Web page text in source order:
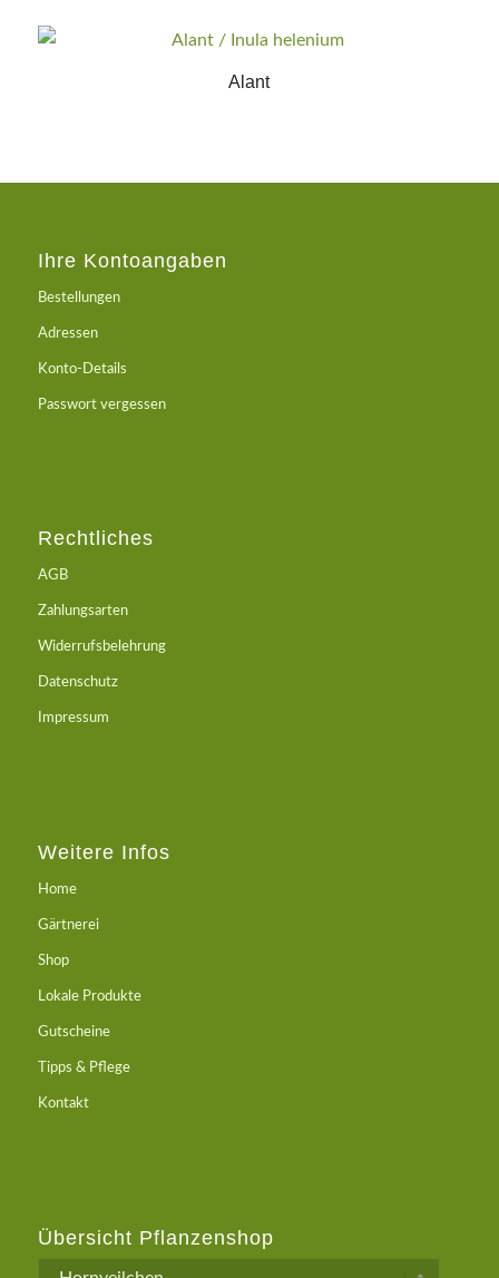
Alant
Ihre Kontoangaben
Bestellungen
Adressen
Konto-Details
Passwort vergessen
Rechtliches
AGB
Zahlungsarten
Widerrufsbelehrung
Datenschutz
Impressum
Weitere Infos
Home
Gärtnerei
Shop
Lokale Produkte
Gutscheine
Tipps & Pflege
Kontakt
Übersicht Pflanzenshop